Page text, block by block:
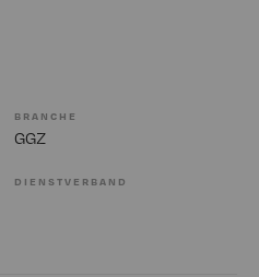
BRANCHE
GGZ
DIENSTVERBAND